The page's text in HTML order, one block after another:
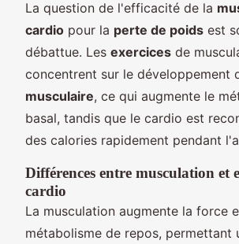
La question de l'efficacité de la
cardio pour la perte de poids est
débattue. Les exercices de
concentrent sur le développement
musculaire, ce qui augmente le
basal, tandis que le cardio est
des calories rapidement pendant
Différences entre musculation et
cardio
La musculation augmente la force
métabolisme de repos, permettant